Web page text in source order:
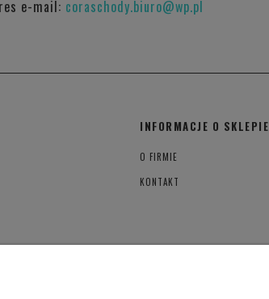
e-mail: coraschody.biuro@wp.pl
INFORMACJE O SKLEPIE
O FIRMIE
KONTAKT